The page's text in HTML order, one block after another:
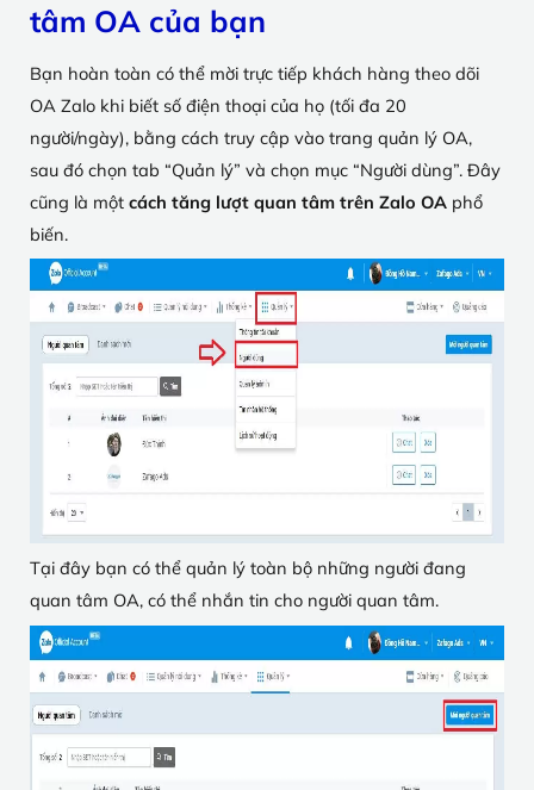
tâm OA của bạn
Bạn hoàn toàn có thể mời trực tiếp khách hàng theo dõi
OA Zalo khi biết số điện thoại của họ (tối đa 20
người/ngày), bằng cách truy cập vào trang quản lý OA,
sau đó chọn tab “Quản lý” và chọn mục “Người dùng”. Đây
cũng là một cách tăng lượt quan tâm trên Zalo OA phổ
biến.
Tại đây bạn có thể quản lý toàn bộ những người đang
quan tâm OA, có thể nhắn tin cho người quan tâm.